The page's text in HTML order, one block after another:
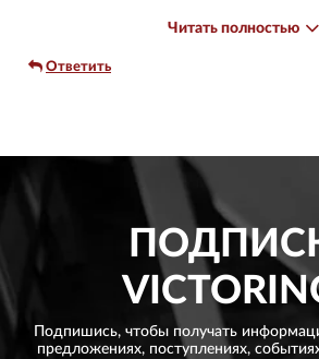
инструкция. Товар соответствует
Читать полностью
Ответить
Подпишись, чтобы получать
предложениях, поступлениях,